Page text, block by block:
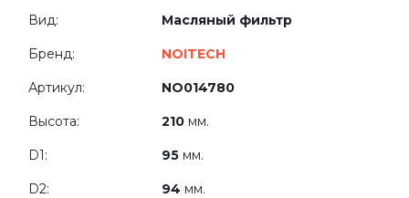
Вид: Масляный фильтр
Бренд: NOITECH
Артикул: NO014780
Высота: 210 мм.
D1: 95 мм.
D2: 94 мм.